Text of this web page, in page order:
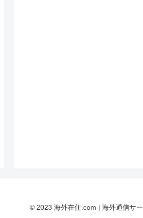
© 2023 海外在住.com | 海外通信サー